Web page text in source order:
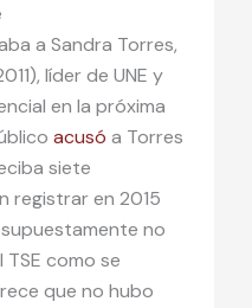
a Sandra Torres,
líder de UNE y
en la próxima
acusó a Torres
siete
registrar en 2015
no
como se
que no hubo